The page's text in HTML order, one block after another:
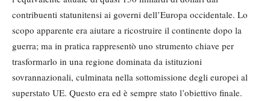
contribuenti statunitensi ai governi dell’Europa occidentale. Lo
scopo apparente era aiutare a ricostruire il continente dopo la
guerra; ma in pratica rappresentò uno strumento chiave per
trasformarlo in una regione dominata da istituzioni
sovrannazionali, culminata nella sottomissione degli europei al
superstato UE. Questo era ed è sempre stato l’obiettivo finale.